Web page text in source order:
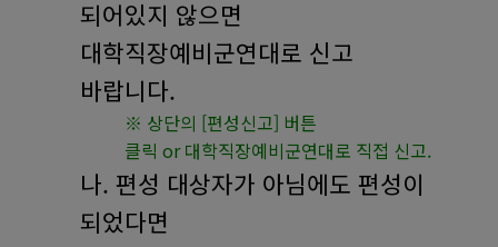
되어있지 않으면
대학직장예비군연대로 신고
바랍니다.
※ 상단의 [편성신고] 버튼
클릭 or 대학직장예비군연대로 직접 신고.
나. 편성 대상자가 아님에도 편성이
되었다면